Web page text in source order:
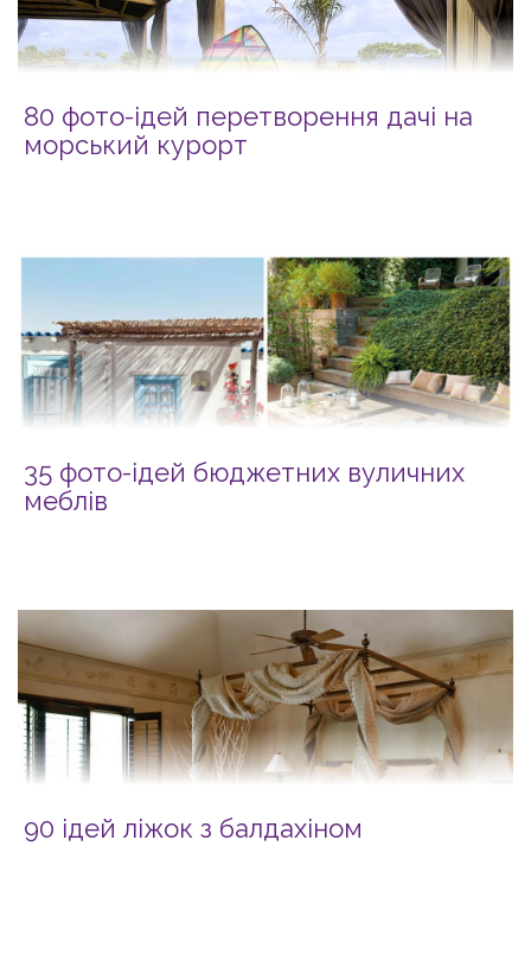
80 фото-ідей перетворення дачі на
морський курорт
35 фото-ідей бюджетних вуличних
меблів
90 ідей ліжок з балдахіном